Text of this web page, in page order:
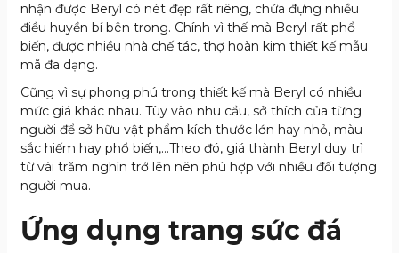
nhận được Beryl có nét đẹp rất riêng, chứa đựng nhiều
điều huyền bí bên trong. Chính vì thế mà Beryl rất phổ
biến, được nhiều nhà chế tác, thợ hoàn kim thiết kế mẫu
mã đa dạng.
Cũng vì sự phong phú trong thiết kế mà Beryl có nhiều
mức giá khác nhau. Tùy vào nhu cầu, sở thích của từng
người để sở hữu vật phẩm kích thước lớn hay nhỏ, màu
sắc hiếm hay phổ biến,…Theo đó, giá thành Beryl duy trì
từ vài trăm nghìn trở lên nên phù hợp với nhiều đối tượng
người mua.
Ứng dụng trang sức đá